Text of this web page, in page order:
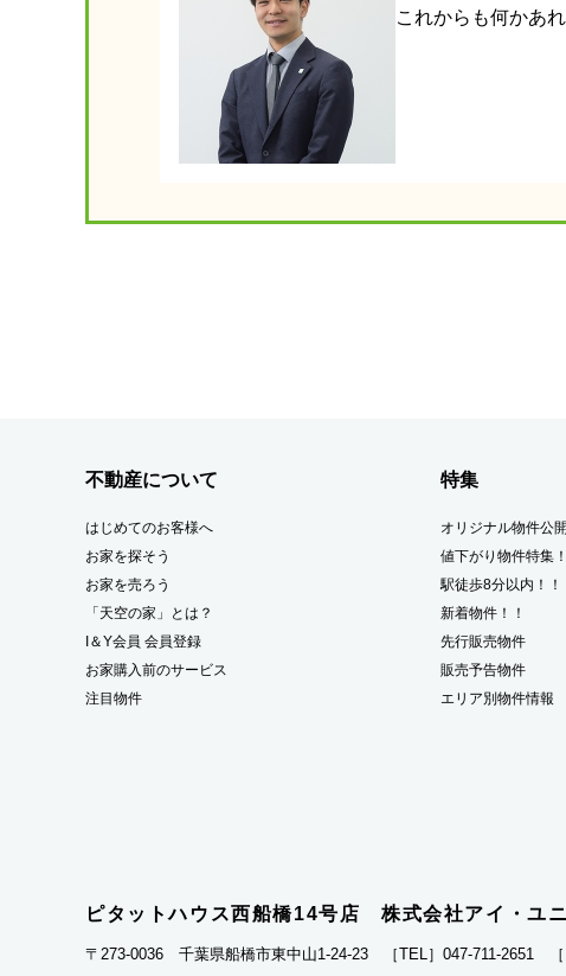
これからも何かあ
不動産について
はじめてのお客様へ
お家を探そう
お家を売ろう
「天空の家」とは？
I＆Y会員 会員登録
お家購入前のサービス
注目物件
特集
オリジナル物件公
値下がり物件特集！
駅徒歩8分以内！！
新着物件！！
先行販売物件
販売予告物件
エリア別物件情報
ピタットハウス西船橋14号店 株式会社アイ・ユ
〒273-0036 千葉県船橋市東中山1-24-23 ［TEL］047-711-2651